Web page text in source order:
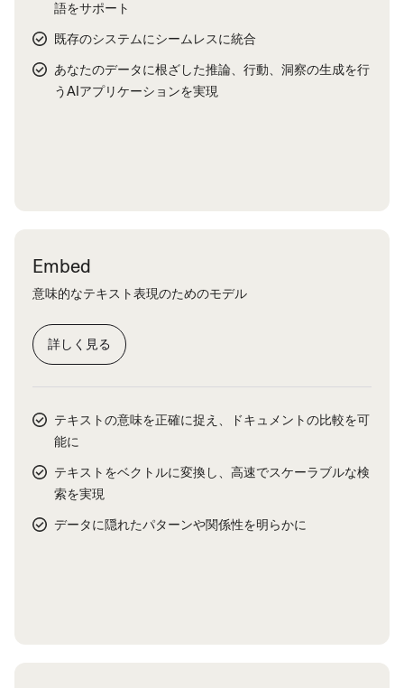
語をサポート
既存のシステムにシームレスに統合
あなたのデータに根ざした推論、行動、洞察の生成を行
うAIアプリケーションを実現
Embed
意味的なテキスト表現のためのモデル
詳しく見る
テキストの意味を正確に捉え、ドキュメントの比較を可
能に
テキストをベクトルに変換し、高速でスケーラブルな検
索を実現
データに隠れたパターンや関係性を明らかに